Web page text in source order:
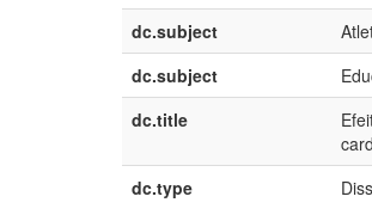
dc.subject
dc.subject
dc.title
dc.type